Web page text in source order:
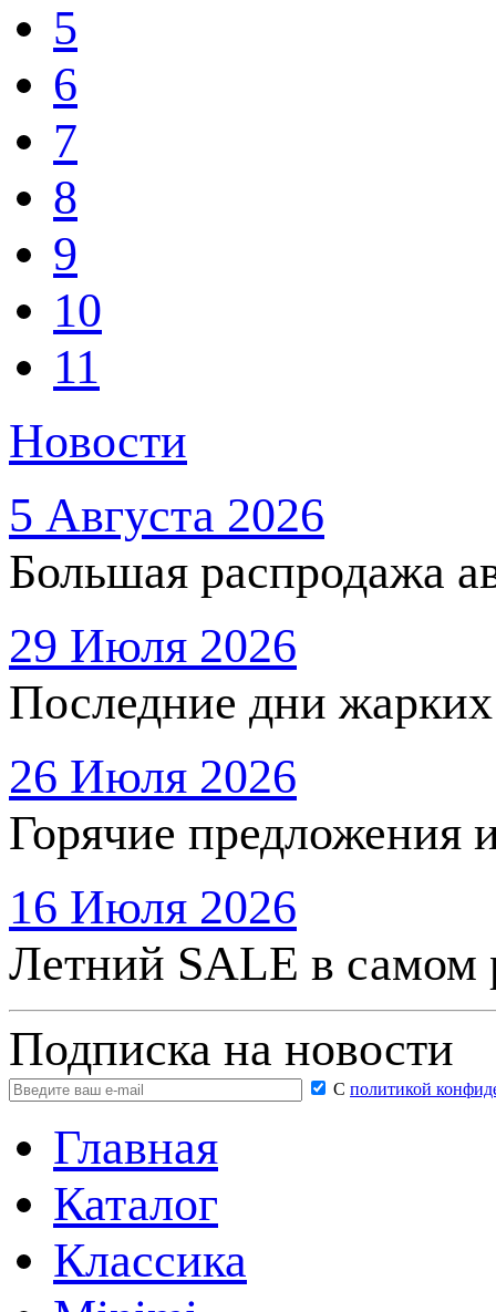
5
6
7
8
9
10
11
Новости
5 Августа 2026
Большая распродажа
29 Июля 2026
Последние дни
26 Июля 2026
Горячие предложения
16 Июля 2026
Летний SALE в самом
Подписка на новости
С политикой
Главная
Каталог
Классика